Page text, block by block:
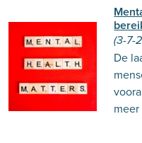
(3-7-
De